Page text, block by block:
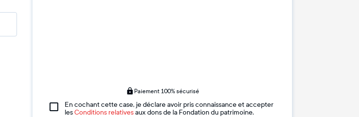
Paiement 100% sécurisé
En cochant cette case, je déclare avoir pris connaissance et accepter
lesConditions relativesaux dons de la Fondation du patrimoine.